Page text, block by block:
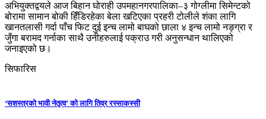
अभियुक्तद्वयले आज बिहान घोराही उपमहानगरपालिका–३ गोग्लीमा सिमेन्टको
बोरामा सामान बोकी हिँडिरहेका बेला खटिएका प्रहरी टोलीले शंका लागि
खानतलासी गर्दा पाँच फिट दुई इन्च लामो बाघको छाला ४ इन्च लामो नङ्ग्रा र
जुँगा बरामद गर्नाका साथै उनीहरुलाई पक्राउ गरी अनुसन्धान थालिएको
जनाइएको छ।
सिफारिस
‘सशस्त्रको भावी नेतृत्व’ को लागि तिव्र रस्साकस्सी